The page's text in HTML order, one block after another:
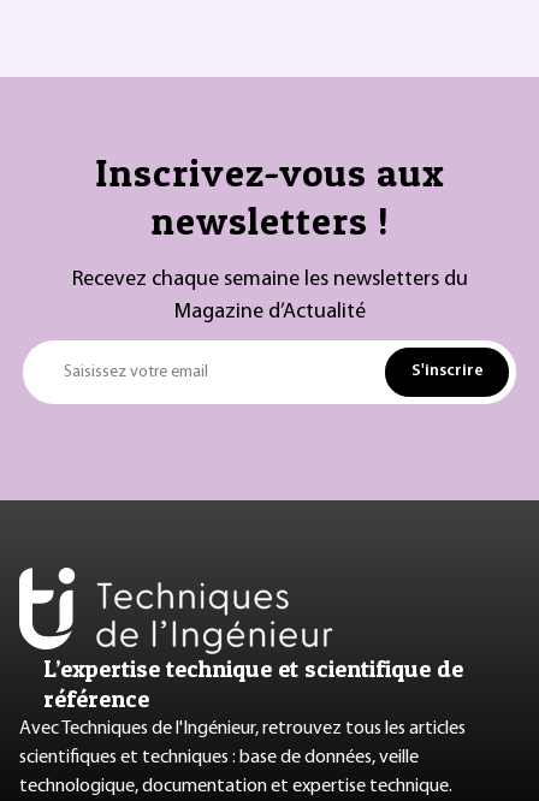
Inscrivez-vous aux
newsletters !
Recevez chaque semaine les newsletters du
Magazine d’Actualité
Saisissez votre email S'inscrire
L’expertise technique et scientifique de
référence
Avec Techniques de l'Ingénieur, retrouvez tous les articles
scientifiques et techniques : base de données, veille
technologique, documentation et expertise technique.